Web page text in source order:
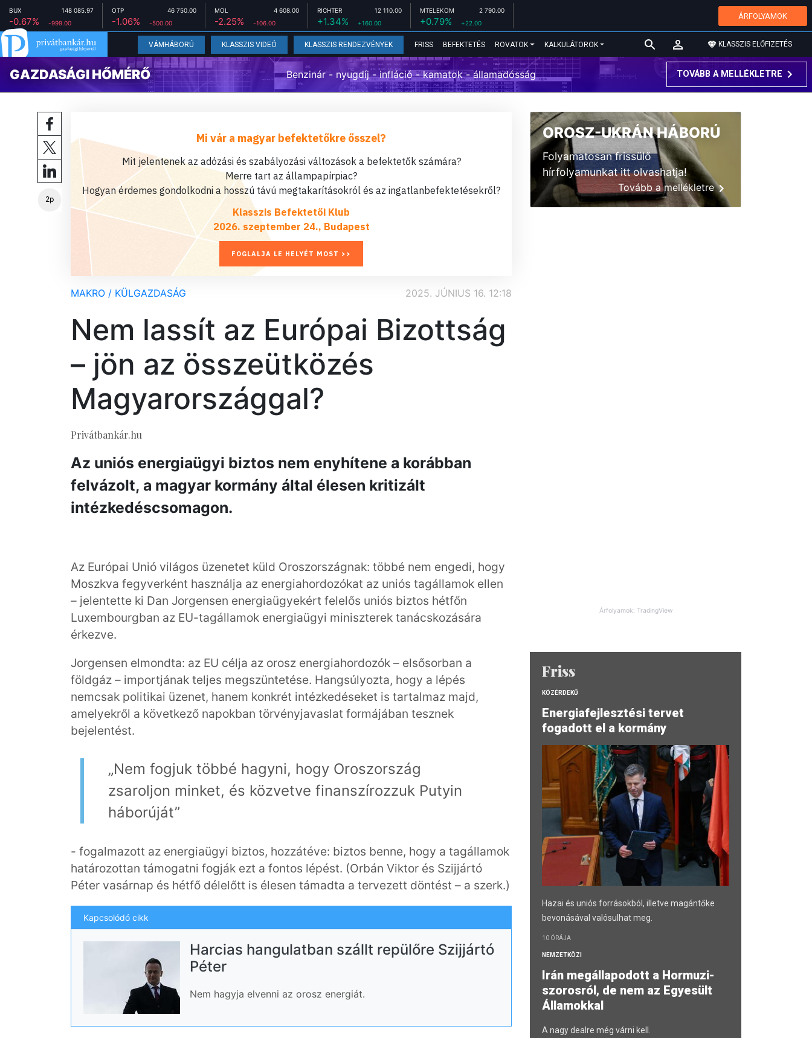
BUX 148 085.97
-0.67% -999.00
OTP 46 750.00
-1.06% -500.00
MOL 4 608.00
-2.25% -106.00
RICHTER 12 110.00
+1.34% +160.00
MTELEKOM 2 790.00
+0.79% +22.00
ÁRFOLYAMOK
VÁMHÁBORÚ KLASSZIS VIDEÓ KLASSZIS RENDEZVÉNYEK FRISS BEFEKTETÉS ROVATOK KALKULÁTOROK KLASSZIS ELŐFIZETÉS
GAZDASÁGI HŐMÉRŐ Benzinár - nyugdíj - infláció - kamatok - államadósság TOVÁBB A MELLÉKLETRE
2p
Mi vár a magyar befektetőkre ősszel?
Mit jelentenek az adózási és szabályozási változások a befektetők számára?
Merre tart az állampapírpiac?
Hogyan érdemes gondolkodni a hosszú távú megtakarításokról és az ingatlanbefektetésekről?
Klasszis Befektetői Klub
2026. szeptember 24., Budapest
FOGLALJA LE HELYÉT MOST >>
MAKRO / KÜLGAZDASÁG 2025. JÚNIUS 16. 12:18
Nem lassít az Európai Bizottság
– jön az összeütközés
Magyarországgal?
Privátbankár.hu
Az uniós energiaügyi biztos nem enyhítene a korábban
felvázolt, a magyar kormány által élesen kritizált
intézkedéscsomagon.
Az Európai Unió világos üzenetet küld Oroszországnak: többé nem engedi, hogy
Moszkva fegyverként használja az energiahordozókat az uniós tagállamok ellen
– jelentette ki Dan Jorgensen energiaügyekért felelős uniós biztos hétfőn
Luxembourgban az EU-tagállamok energiaügyi miniszterek tanácskozására
érkezve.
Jorgensen elmondta: az EU célja az orosz energiahordozók – elsősorban a
földgáz – importjának teljes megszüntetése. Hangsúlyozta, hogy a lépés
nemcsak politikai üzenet, hanem konkrét intézkedéseket is tartalmaz majd,
amelyekről a következő napokban törvényjavaslat formájában tesznek
bejelentést.
„Nem fogjuk többé hagyni, hogy Oroszország
zsaroljon minket, és közvetve finanszírozzuk Putyin
háborúját”
- fogalmazott az energiaügyi biztos, hozzátéve: biztos benne, hogy a tagállamok
határozottan támogatni fogják ezt a fontos lépést. (Orbán Viktor és Szijjártó
Péter vasárnap és hétfő délelőtt is élesen támadta a tervezett döntést – a szerk.)
Kapcsolódó cikk
Harcias hangulatban szállt repülőre Szijjártó
Péter
Nem hagyja elvenni az orosz energiát.
OROSZ-UKRÁN HÁBORÚ
Folyamatosan frissülő
hírfolyamunkat itt olvashatja!
Tovább a mellékletre
Árfolyamok: TradingView
Friss
KÖZÉRDEKŰ
Energiafejlesztési tervet
fogadott el a kormány
Hazai és uniós forrásokból, illetve magántőke
bevonásával valósulhat meg.
10 ÓRÁJA
NEMZETKÖZI
Irán megállapodott a Hormuzi-
szorosról, de nem az Egyesült
Államokkal
A nagy dealre még várni kell.